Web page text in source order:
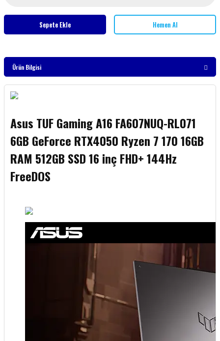
Sepete Ekle Hemen Al
Ürün Bilgisi
Asus TUF Gaming A16 FA607NUQ-RL071
6GB GeForce RTX4050 Ryzen 7 170 16GB
RAM 512GB SSD 16 inç FHD+ 144Hz
FreeDOS